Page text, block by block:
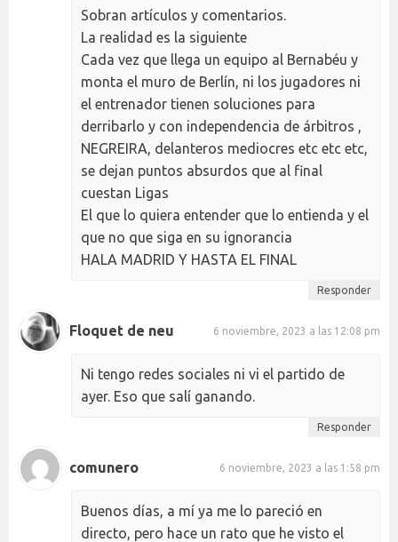
Sobran artículos y comentarios.
La realidad es la siguiente
Cada vez que llega un equipo al Bernabéu y
monta el muro de Berlín, ni los jugadores ni
el entrenador tienen soluciones para
derribarlo y con independencia de árbitros ,
NEGREIRA, delanteros mediocres etc etc etc,
se dejan puntos absurdos que al final
cuestan Ligas
El que lo quiera entender que lo entienda y el
que no que siga en su ignorancia
HALA MADRID Y HASTA EL FINAL
Responder
Floquet de neu 6 noviembre, 2023 a las 12:08 pm
Ni tengo redes sociales ni vi el partido de
ayer. Eso que salí ganando.
Responder
comunero 6 noviembre, 2023 a las 1:58 pm
Buenos días, a mí ya me lo pareció en
directo, pero hace un rato que he visto el